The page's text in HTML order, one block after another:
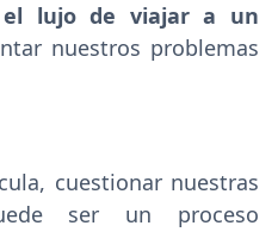
el lujo de viajar a un
nuestros problemas
cuestionar nuestras
ser un proceso